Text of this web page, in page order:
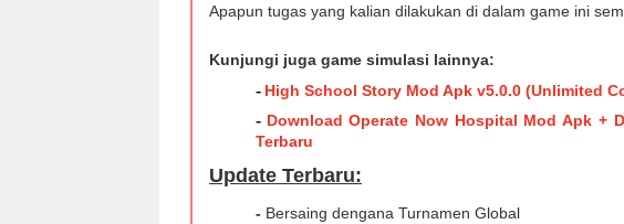
Apapun tugas yang kalian dilakukan di dalam game ini
Kunjungi juga game simulasi lainnya:
- High School Story Mod Apk v5.0.0 (Unlimited
- Download Operate Now Hospital Mod Apk +
Terbaru
Update Terbaru:
- Bersaing dengana Turnamen Global